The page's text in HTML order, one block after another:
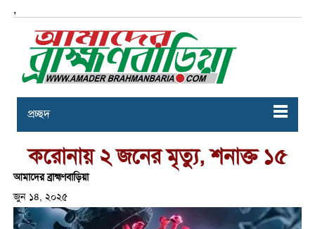
,
প্রচ্ছদ
করোনায় ২ জনের মৃত্যু, শনাক্ত ১৫
আমাদের ব্রাহ্মণবাড়িয়া
জুন ১৪, ২০২৫